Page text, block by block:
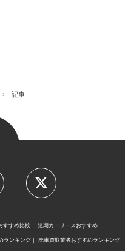
› 記事
すすめ比較 短期カーリースおすすめ
ランキング 廃車買取業者おすすめランキング